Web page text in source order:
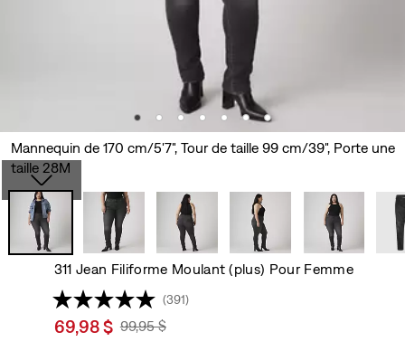
Mannequin de 170 cm/5'7", Tour de taille 99 cm/39", Porte une
taille 28M
311 Jean Filiforme Moulant (plus) Pour Femme
(391)
Sale
69,98 $ Original
99,95 $